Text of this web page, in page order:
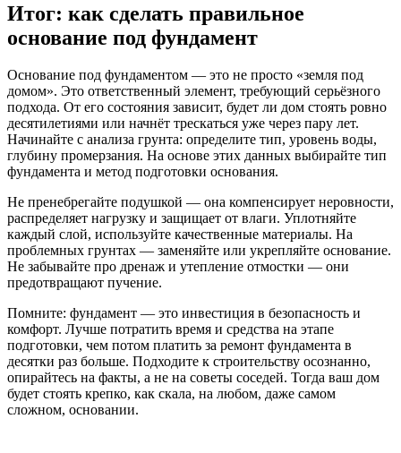
Итог: как сделать правильное
основание под фундамент
Основание под фундаментом — это не просто «земля под
домом». Это ответственный элемент, требующий серьёзного
подхода. От его состояния зависит, будет ли дом стоять ровно
десятилетиями или начнёт трескаться уже через пару лет.
Начинайте с анализа грунта: определите тип, уровень воды,
глубину промерзания. На основе этих данных выбирайте тип
фундамента и метод подготовки основания.
Не пренебрегайте подушкой — она компенсирует неровности,
распределяет нагрузку и защищает от влаги. Уплотняйте
каждый слой, используйте качественные материалы. На
проблемных грунтах — заменяйте или укрепляйте основание.
Не забывайте про дренаж и утепление отмостки — они
предотвращают пучение.
Помните: фундамент — это инвестиция в безопасность и
комфорт. Лучше потратить время и средства на этапе
подготовки, чем потом платить за ремонт фундамента в
десятки раз больше. Подходите к строительству осознанно,
опирайтесь на факты, а не на советы соседей. Тогда ваш дом
будет стоять крепко, как скала, на любом, даже самом
сложном, основании.